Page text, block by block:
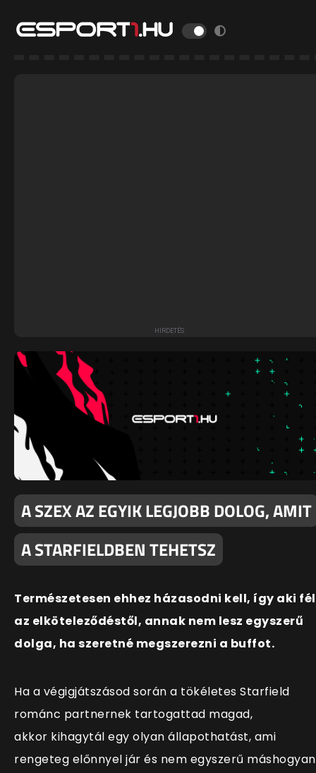
A SZEX AZ EGYIK LEGJOBB DOLOG, AMIT
A STARFIELDBEN TEHETSZ
Természetesen ehhez házasodni kell, így aki fél
az elköteleződéstől, annak nem lesz egyszerű
dolga, ha szeretné megszerezni a buffot.
Ha a végigjátszásod során a tökéletes Starfield
románc partnernek tartogattad magad,
akkor kihagytál egy olyan állapothatást, ami
rengeteg előnnyel jár és nem egyszerű máshogyan